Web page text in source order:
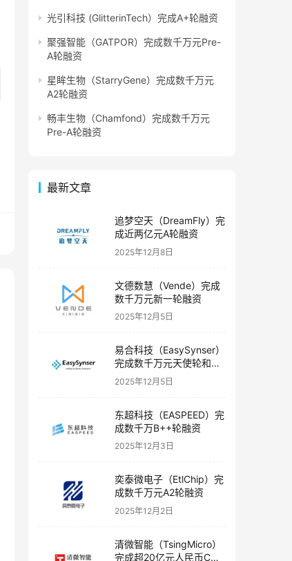
光引科技 (GlitterinTech）完成A+轮融资
聚强智能（GATPOR）完成数千万元Pre-
A轮融资
星眸生物（StarryGene）完成数千万元
A2轮融资
畅丰生物（Chamfond）完成数千万元
Pre-A轮融资
最新文章
追梦空天（DreamFly）完
成近两亿元A轮融资
2025年12月8日
文德数慧（Vende）完成
数千万元新一轮融资
2025年12月5日
易合科技（EasySynser）
完成数千万元天使轮和天
使+轮融资
2025年12月5日
东超科技（EASPEED）完
成数千万B++轮融资
2025年12月3日
奕泰微电子（EtlChip）完
成数千万元A2轮融资
2025年12月2日
清微智能（TsingMicro）
完成超20亿元人民币C轮